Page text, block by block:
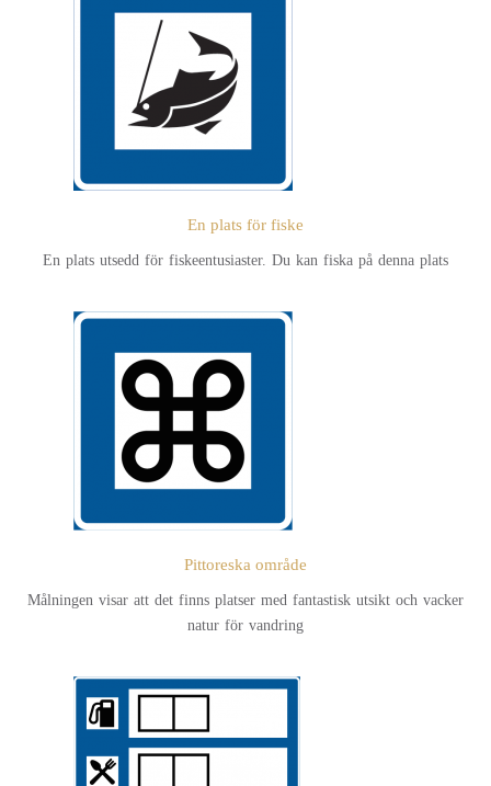
En plats för fiske
En plats utsedd för fiskeentusiaster. Du kan fiska på denna plats
Pittoreska område
Målningen visar att det finns platser med fantastisk utsikt och vacker
natur för vandring